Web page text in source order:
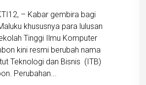
– Kabar gembira bagi
khususnya para lulusan
Tinggi Ilmu Komputer
kini resmi berubah nama
Teknologi dan Bisnis (ITB)
Perubahan...